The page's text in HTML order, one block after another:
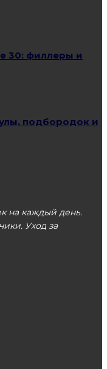
30: филлеры и
подбородок и
на каждый день.
Уход за